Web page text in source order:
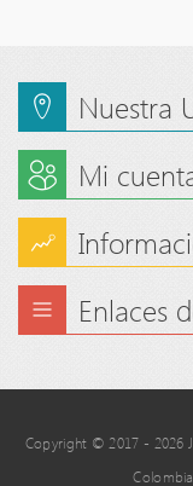
Nuestra
Mi
Enlaces
Copyright © 2017 - 2026